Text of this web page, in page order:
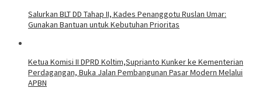
Salurkan BLT DD Tahap II, Kades Penanggotu Ruslan Umar:
Gunakan Bantuan untuk Kebutuhan Prioritas
Ketua Komisi II DPRD Koltim,Suprianto Kunker ke Kementerian
Perdagangan, Buka Jalan Pembangunan Pasar Modern Melalui
APBN